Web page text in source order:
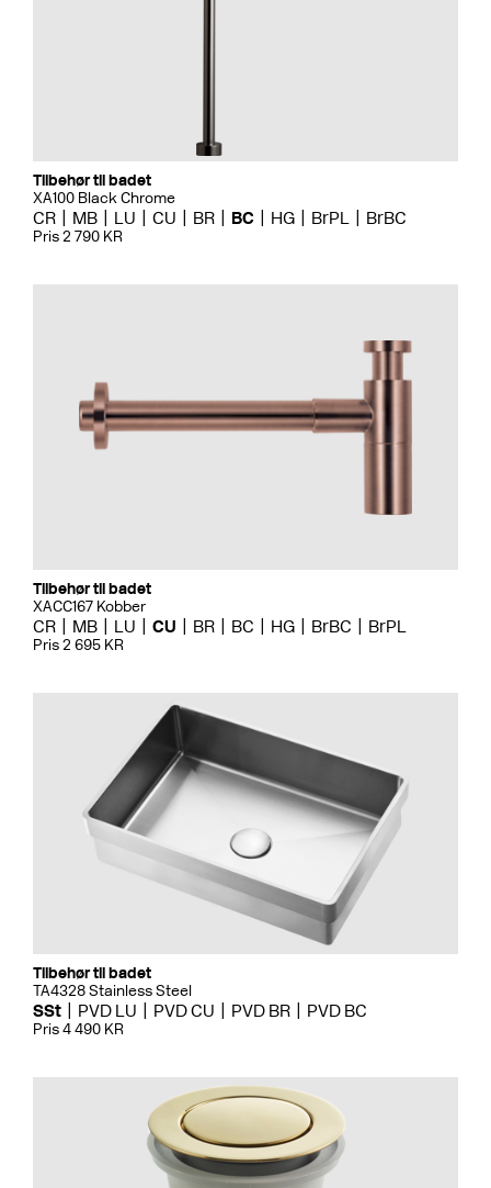
Tilbehør til badet
XA100 Black Chrome
CR MB LU CU BR BC HG BrPL BrBC
Pris 2 790 KR
Tilbehør til badet
XACC167 Kobber
CR MB LU CU BR BC HG BrBC BrPL
Pris 2 695 KR
Tilbehør til badet
TA4328 Stainless Steel
SSt PVD LU PVD CU PVD BR PVD BC
Pris 4 490 KR